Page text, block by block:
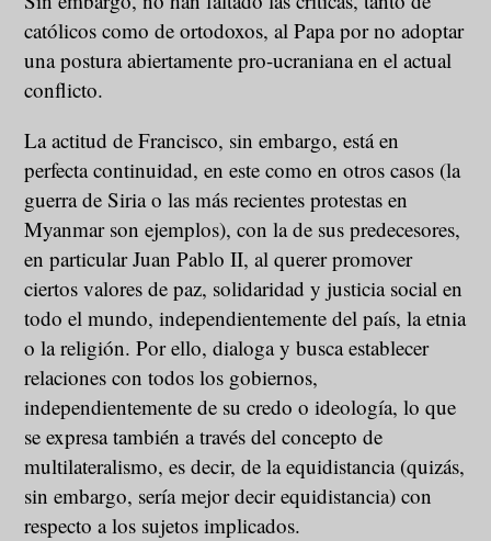
católicos como de ortodoxos, al Papa por no adoptar
una postura abiertamente pro-ucraniana en el actual
conflicto.
La actitud de Francisco, sin embargo, está en
perfecta continuidad, en este como en otros casos (la
guerra de Siria o las más recientes protestas en
Myanmar son ejemplos), con la de sus predecesores,
en particular Juan Pablo II, al querer promover
ciertos valores de paz, solidaridad y justicia social en
todo el mundo, independientemente del país, la etnia
o la religión. Por ello, dialoga y busca establecer
relaciones con todos los gobiernos,
independientemente de su credo o ideología, lo que
se expresa también a través del concepto de
multilateralismo, es decir, de la equidistancia (quizás,
sin embargo, sería mejor decir equidistancia) con
respecto a los sujetos implicados.